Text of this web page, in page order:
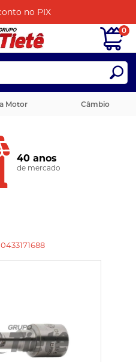
no PIX
Motor Câmbio
0
40 anos
de mercado